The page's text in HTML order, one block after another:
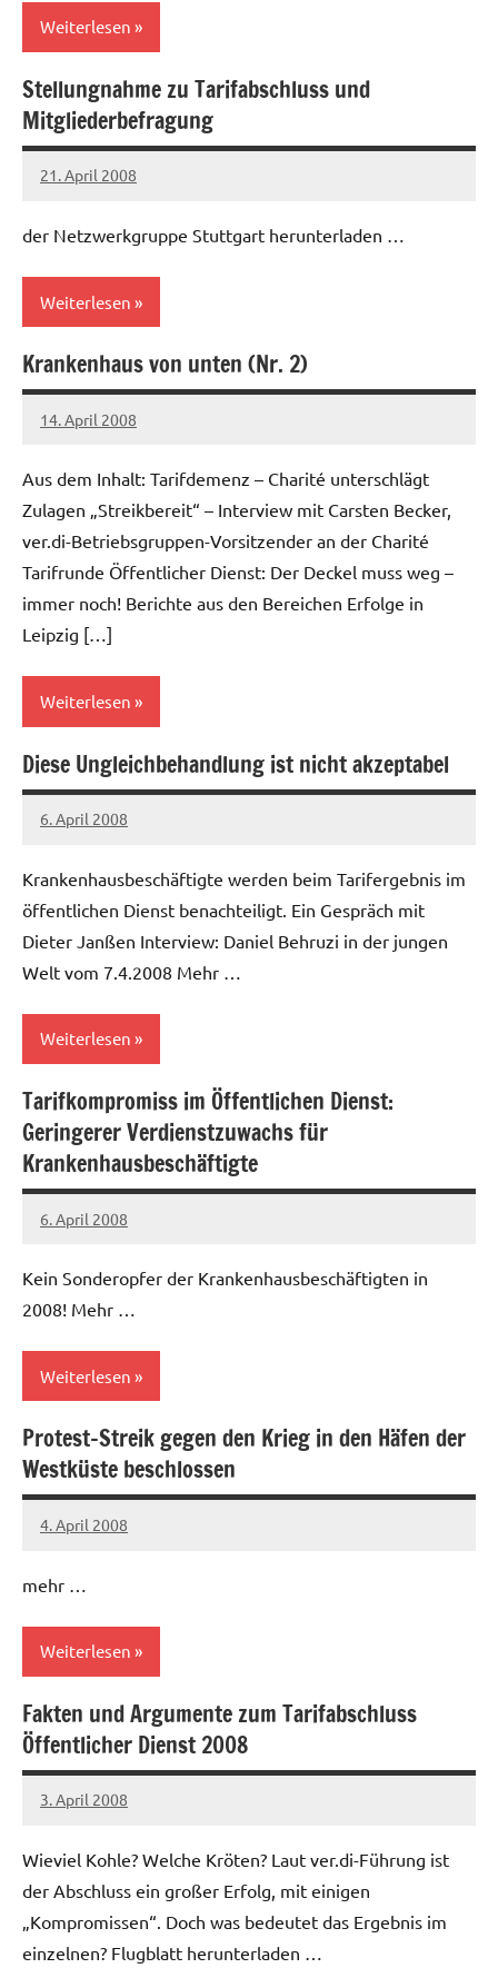
Weiterlesen
Allgemein
Stellungnahme zu Tarifabschluss und
Mitgliederbefragung
21. April 2008
Ilja
der Netzwerkgruppe Stuttgart herunterladen …
Weiterlesen
Allgemein
Krankenhaus von unten (Nr. 2)
14. April 2008
Ilja
Aus dem Inhalt: Tarifdemenz – Charité unterschlägt
Zulagen „Streikbereit“ – Interview mit Carsten Becker,
ver.di-Betriebsgruppen-Vorsitzender an der Charité
Tarifrunde Öffentlicher Dienst: Der Deckel muss weg –
immer noch! Berichte aus den Bereichen Erfolge in
Leipzig […]
Weiterlesen
Allgemein
Gesundheitswesen
Diese Ungleichbehandlung ist nicht akzeptabel
6. April 2008
Ilja
Krankenhausbeschäftigte werden beim Tarifergebnis im
öffentlichen Dienst benachteiligt. Ein Gespräch mit
Dieter Janßen Interview: Daniel Behruzi in der jungen
Welt vom 7.4.2008 Mehr …
Weiterlesen
Allgemein
Gesundheitswesen
Tarifkompromiss im Öffentlichen Dienst:
Geringerer Verdienstzuwachs für
Krankenhausbeschäftigte
6. April 2008
Ilja
Kein Sonderopfer der Krankenhausbeschäftigten in
2008! Mehr …
Weiterlesen
Allgemein
Protest-Streik gegen den Krieg in den Häfen der
Westküste beschlossen
4. April 2008
Ilja
mehr …
Weiterlesen
Allgemein
Fakten und Argumente zum Tarifabschluss
Öffentlicher Dienst 2008
3. April 2008
Ilja
Wieviel Kohle? Welche Kröten? Laut ver.di-Führung ist
der Abschluss ein großer Erfolg, mit einigen
„Kompromissen“. Doch was bedeutet das Ergebnis im
einzelnen? Flugblatt herunterladen …